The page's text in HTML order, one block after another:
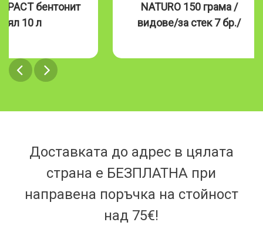
бентонит
бял 10 л
NATURO 150 грама /
видове/за стек 7 бр./
Доставката до адрес в цялата
страна е БЕЗПЛАТНА при
направена поръчка на стойност
над 75€!